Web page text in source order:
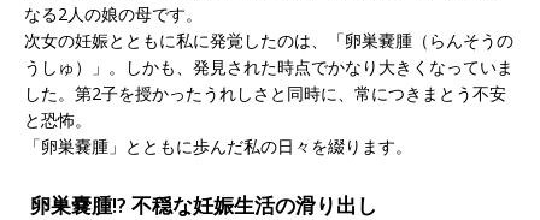
なる2人の娘の母です。
次女の妊娠とともに私に発覚したのは、「卵巣嚢腫（らんそうの
うしゅ）」。しかも、発見された時点でかなり大きくなっていま
した。第2子を授かったうれしさと同時に、常につきまとう不安
と恐怖。
「卵巣嚢腫」とともに歩んだ私の日々を綴ります。
卵巣嚢腫!? 不穏な妊娠生活の滑り出し